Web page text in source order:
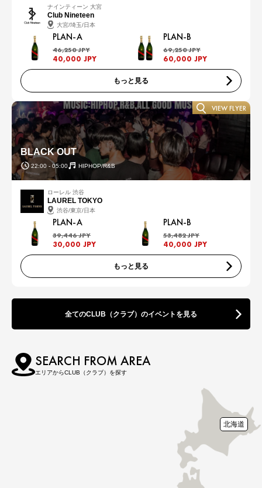
ナインティーン 大宮
Club Nineteen
大宮/埼玉/日本
PLAN-A
46,250 JPY
40,000 JPY
PLAN-B
69,250 JPY
60,000 JPY
もっと見る
BLACK OUT
22:00 - 05:00 HIPHOP/R&B
VIEW FLYER
ローレル 渋谷
LAUREL TOKYO
渋谷/東京/日本
PLAN-A
39,446 JPY
30,000 JPY
PLAN-B
53,482 JPY
40,000 JPY
もっと見る
全てのCLUB（クラブ）のイベントを見る
SEARCH FROM AREA
エリアからCLUB（クラブ）を探す
北海道